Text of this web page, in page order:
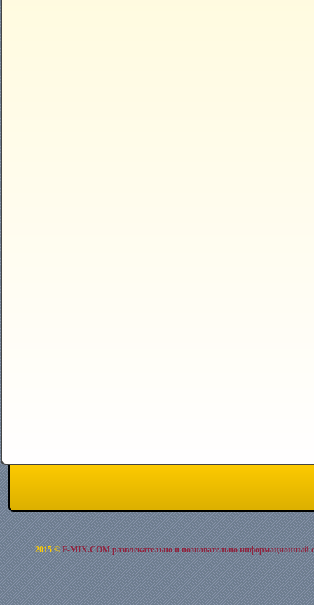
2015 ©F-MIX.COM развлекательно и познавательно информационный